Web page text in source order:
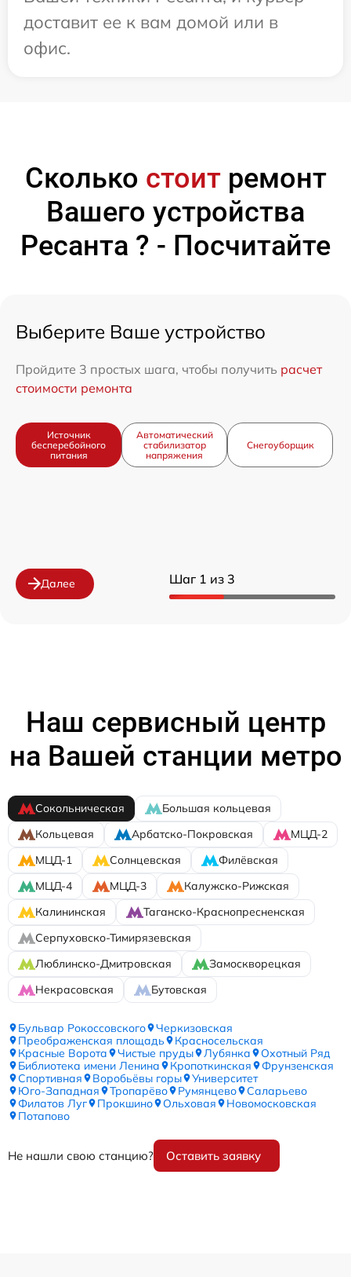
доставит ее к вам домой или в
офис.
Сколько стоитремонт
Вашего устройства
Ресанта ? - Посчитайте
Шаг 1 из 3
Выберите Ваше устройство
Пройдите 3 простых шага, чтобы получить расчет
стоимости ремонта
Источник
бесперебойного
питания
Автоматический
стабилизатор
напряжения
Снегоуборщик
Далее
Наш сервисный центр
на Вашей станции метро
Сокольническая
Большая кольцевая
Кольцевая
Арбатско-Покровская
МЦД-2
МЦД-1
Солнцевская
Филёвская
МЦД-4
МЦД-3
Калужско-Рижская
Калининская
Таганско-Краснопресненская
Серпуховско-Тимирязевская
Люблинско-Дмитровская
Замоскворецкая
Некрасовская
Бутовская
Бульвар Рокоссовского
Черкизовская
Преображенская площадь
Красносельская
Красные Ворота
Чистые пруды Лубянка
Охотный Ряд
Библиотека имени Ленина
Кропоткинская
Фрунзенская
Спортивная
Воробьёвы горы
Университет
Юго-Западная
Тропарёво Румянцево
Саларьево
Филатов Луг
Прокшино Ольховая
Новомосковская
Потапово
Не нашли свою станцию? Оставить заявку